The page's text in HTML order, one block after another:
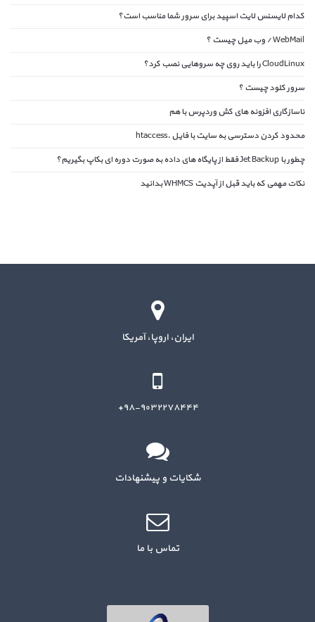
کدام لایسنس لایت اسپید برای سرور شما مناسب است؟
WebMail / وب میل چیست ؟
CloudLinux را باید روی چه سروهایی نصب کرد؟
سرور کلود چیست ؟
ناسازگاری افزونه های کش وردپرس با هم
محدود کردن دسترسی به سایت با فایل .htaccess
چطور با Jet Backup فقط از پایگاه های داده به صورت دوره ای بکاپ بگیریم؟
نکات مهمی که باید قبل از آپدیت WHMCS بدانید
ایران، اروپا، آمریکا
۹۸-۹۰۳۲۲۷۸۴۴۴+
شکایات و پیشنهادات
تماس با ما